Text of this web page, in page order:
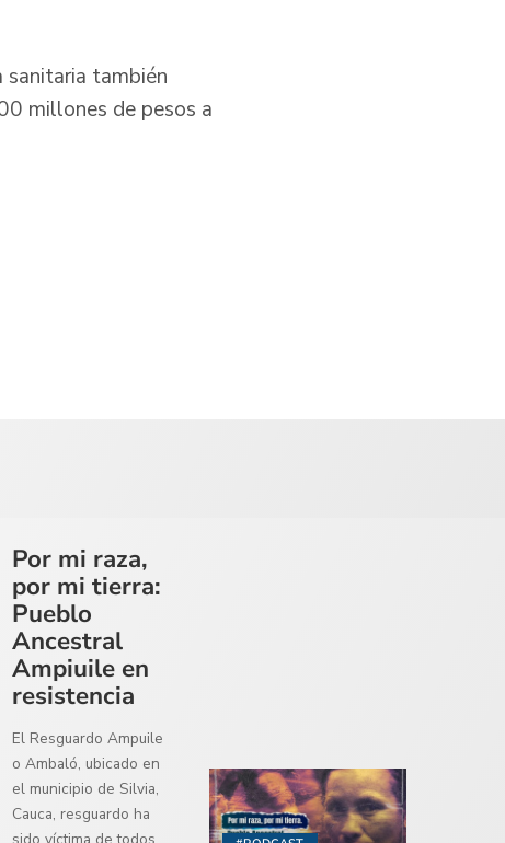
sanitaria también
millones de pesos a
Por mi raza,
por mi tierra:
Pueblo
Ancestral
Ampiuile en
resistencia
El Resguardo Ampuile
o Ambaló, ubicado en
el municipio de Silvia,
Cauca, resguardo ha